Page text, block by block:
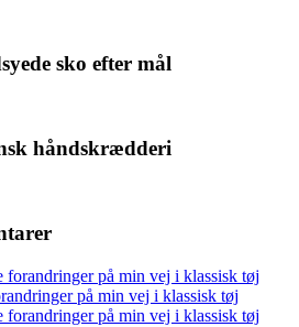
sko efter mål
håndskrædderi
forandringer på min vej i klassisk tøj
på min vej i klassisk tøj
forandringer på min vej i klassisk tøj